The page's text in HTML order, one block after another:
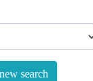
search